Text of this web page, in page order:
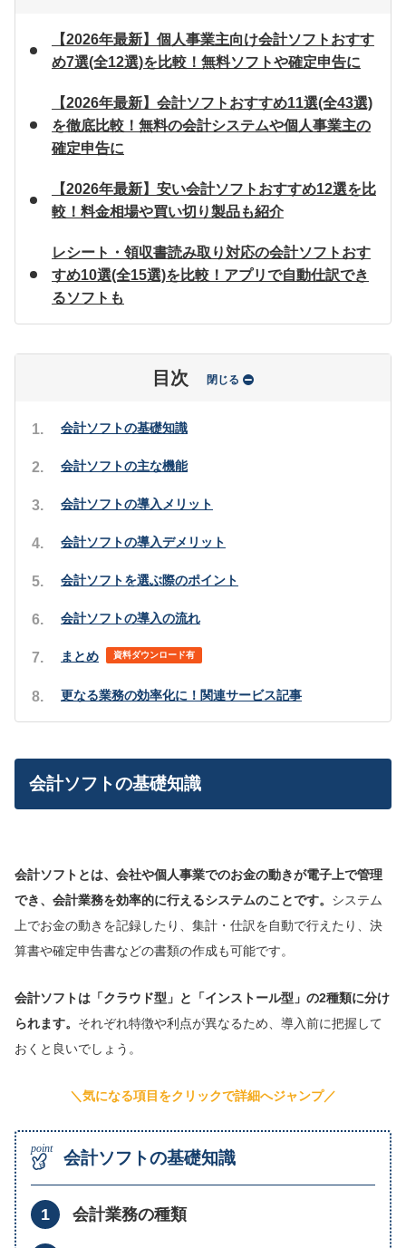
【2026年最新】個人事業主向け会計ソフトおすす
め7選(全12選)を比較！無料ソフトや確定申告に
【2026年最新】会計ソフトおすすめ11選(全43選)
を徹底比較！無料の会計システムや個人事業主の
確定申告に
【2026年最新】安い会計ソフトおすすめ12選を比
較！料金相場や買い切り製品も紹介
レシート・領収書読み取り対応の会計ソフトおす
すめ10選(全15選)を比較！アプリで自動仕訳でき
るソフトも
目次 閉じる
会計ソフトの基礎知識
会計ソフトの主な機能
会計ソフトの導入メリット
会計ソフトの導入デメリット
会計ソフトを選ぶ際のポイント
会計ソフトの導入の流れ
まとめ 資料ダウンロード有
更なる業務の効率化に！関連サービス記事
会計ソフトの基礎知識
会計ソフトとは、会社や個人事業でのお金の動きが電子上で管理
でき、会計業務を効率的に行えるシステムのことです。 システム
上でお金の動きを記録したり、集計・仕訳を自動で行えたり、決
算書や確定申告書などの書類の作成も可能です。
会計ソフトは「クラウド型」と「インストール型」の2種類に分け
られます。 それぞれ特徴や利点が異なるため、導入前に把握して
おくと良いでしょう。
＼気になる項目をクリックで詳細へジャンプ／
会計ソフトの基礎知識
会計業務の種類